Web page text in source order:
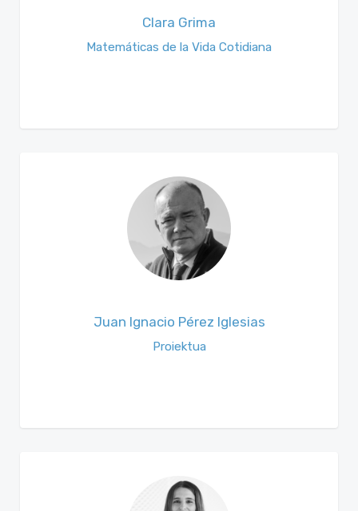
Clara Grima
Matemáticas de la Vida Cotidiana
Juan Ignacio Pérez Iglesias
Proiektua